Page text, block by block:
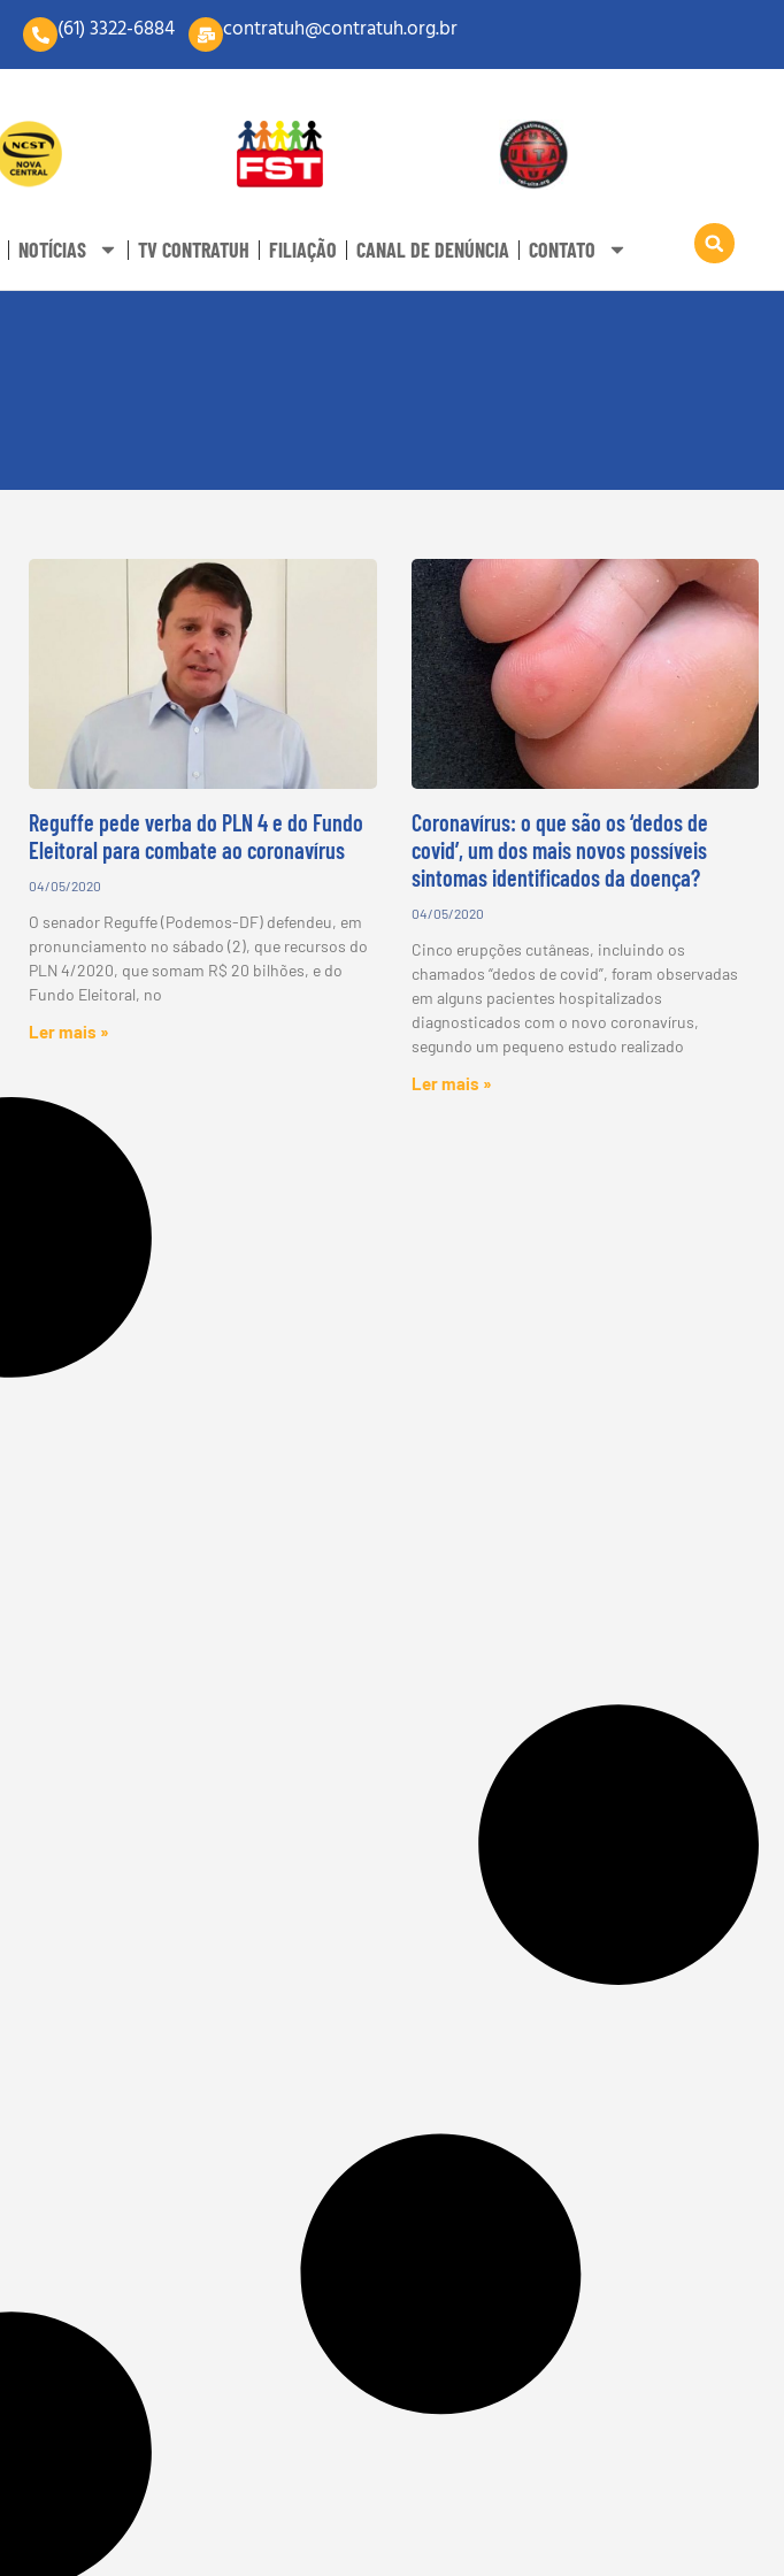
(61) 3322-6884 contratuh@contratuh.org.br
NOTÍCIAS TV CONTRATUH FILIAÇÃO CANAL DE DENÚNCIA CONTATO
Reguffe pede verba do PLN 4 e do Fundo
Eleitoral para combate ao coronavírus
04/05/2020
O senador Reguffe (Podemos-DF) defendeu, em
pronunciamento no sábado (2), que recursos do
PLN 4/2020, que somam R$ 20 bilhões, e do
Fundo Eleitoral, no
Ler mais »
Coronavírus: o que são os ‘dedos de
covid’, um dos mais novos possíveis
sintomas identificados da doença?
04/05/2020
Cinco erupções cutâneas, incluindo os
chamados “dedos de covid”, foram observadas
em alguns pacientes hospitalizados
diagnosticados com o novo coronavírus,
segundo um pequeno estudo realizado
Ler mais »